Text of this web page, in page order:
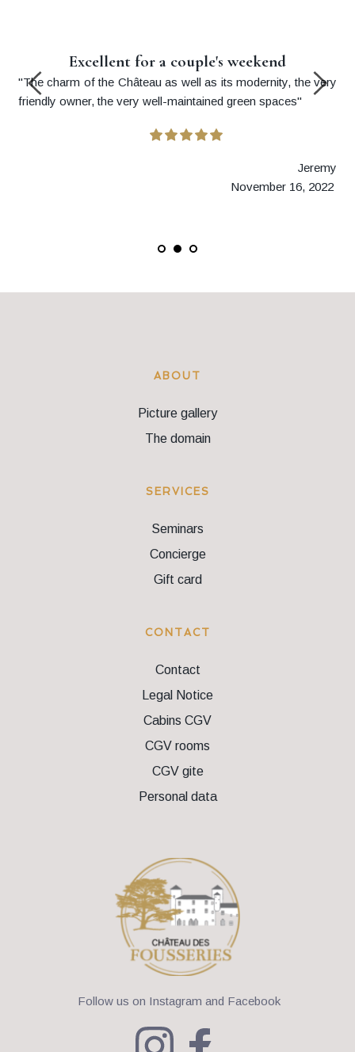
Excellent for a couple's weekend
"The charm of the Château as well as its modernity, the very
friendly owner, the very well-maintained green spaces"
Jeremy
November 16, 2022
ABOUT
Picture gallery
The domain
SERVICES
Seminars
Concierge
Gift card
CONTACT
Contact
Legal Notice
Cabins CGV
CGV rooms
CGV gite
Personal data
Follow us on Instagram and Facebook